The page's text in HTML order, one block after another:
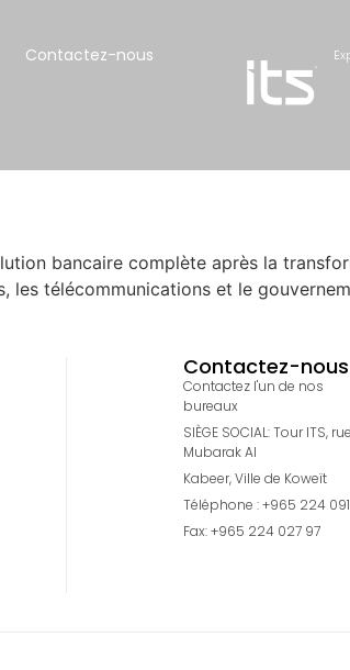
Contactez-nous
bancaire complète après la
les télécommunications et le
Contactez-nous
Contactez l'un de nos
bureaux
SIÈGE SOCIAL: Tour ITS, rue
Mubarak Al
Kabeer, Ville de Koweït
Téléphone : +965 224
Fax: +965 224 027 97